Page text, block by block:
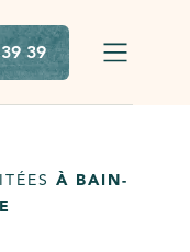
39
À BAIN-